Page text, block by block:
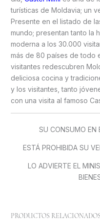
turísticas de Moldavia; un
Presente en el listado de
mundo; presentan tanto la
moderna a los 30.000
más de 80 países de todo
visitantes redescubren
deliciosa cocina y
y los visitantes, tanto
con una visita al famoso
SU CONSUMO EN
ESTÁ PROHIBIDA SU
LO ADVIERTE EL
PRODUCTOS RELACIONADOS